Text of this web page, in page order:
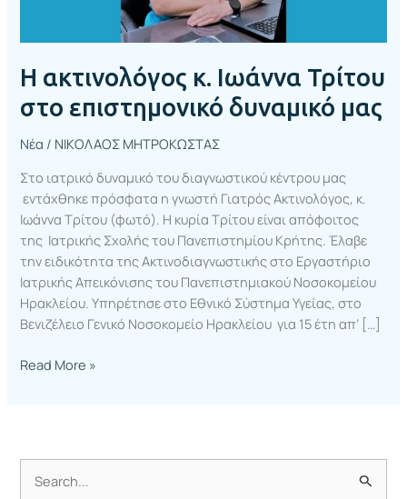
Η ακτινολόγος κ. Ιωάννα Τρίτου
στο επιστημονικό δυναμικό μας
Νέα / ΝΙΚΟΛΑΟΣ ΜΗΤΡΟΚΩΣΤΑΣ
Στο ιατρικό δυναμικό του διαγνωστικού κέντρου μας
εντάχθηκε πρόσφατα η γνωστή Γιατρός Ακτινολόγος, κ.
Ιωάννα Τρίτου (φωτό). Η κυρία Τρίτου είναι απόφοιτος
της Ιατρικής Σχολής του Πανεπιστημίου Κρήτης. Έλαβε
την ειδικότητα της Ακτινοδιαγνωστικής στο Εργαστήριο
Ιατρικής Απεικόνισης του Πανεπιστημιακού Νοσοκομείου
Ηρακλείου. Υπηρέτησε στο Εθνικό Σύστημα Υγείας, στο
Βενιζέλειο Γενικό Νοσοκομείο Ηρακλείου για 15 έτη απ’ […]
Read More »